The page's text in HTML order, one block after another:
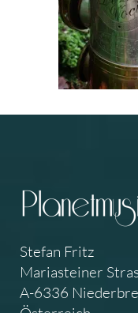
Stefan Fritz
Mariasteiner
A-6336